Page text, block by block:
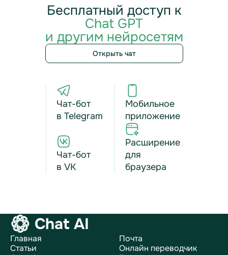
Бесплатный доступ к
Chat GPT
и другим нейросетям
Открыть чат
Чат-бот
в Telegram
Чат-бот
в VK
Мобильное
приложение
Расширение
для
браузера
Chat AI
Главная
Статьи
Почта
Онлайн переводчик